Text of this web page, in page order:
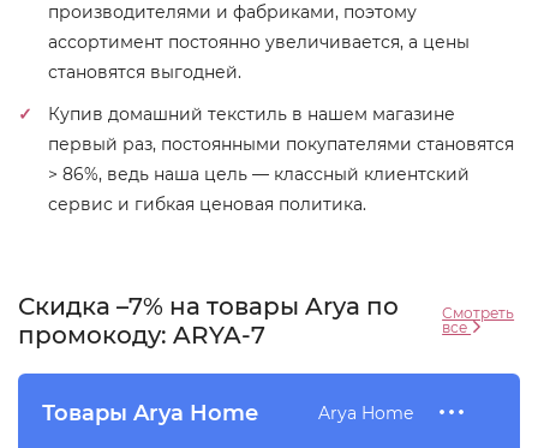
производителями и фабриками, поэтому
ассортимент постоянно увеличивается, а цены
становятся выгодней.
Купив домашний текстиль в нашем магазине
первый раз, постоянными покупателями становятся
> 86%, ведь наша цель — классный клиентский
сервис и гибкая ценовая политика.
Скидка –7% на товары Arya по
промокоду: ARYA-7
Смотреть
все
Товары Arya Home Arya Home